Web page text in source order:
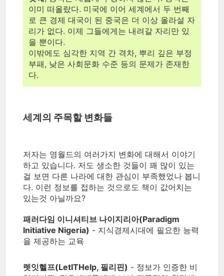
이미 떠올랐다. 미국에 이어 세계에서 두 번째
로 큰 경제 대국이 된 중국은 더 이상 올라설 자
리가 없다. 이제 그들에게는 내려갈 자리만 있
을 뿐이다.
이밖에도 심각한 지역 간 격차, 뿌리 깊은 부정
부패, 낮은 사회문화 수준 등의 문제가 존재한
다.
세계의 주목할 변화들
저자는 영월드의 여러가지 변화에 대해서 이야기
하고 있습니다. 저도 생소한 것들이 꽤 많이 있는
걸 보면 다른 나라에 대한 관심이 부족했었나 봅니
다. 이런 정보를 접하는 것으로도 책이 값어치는
있는것 아닐까요?
패러다임 이니셔티브 나이지리아(Paradigm
Initiative Nigeria) - 지식경제시대에 필요한 능력
을 제공하는 교육
렛잇헬프(LetITHelp, 필리핀) - 정보가 인증한 비